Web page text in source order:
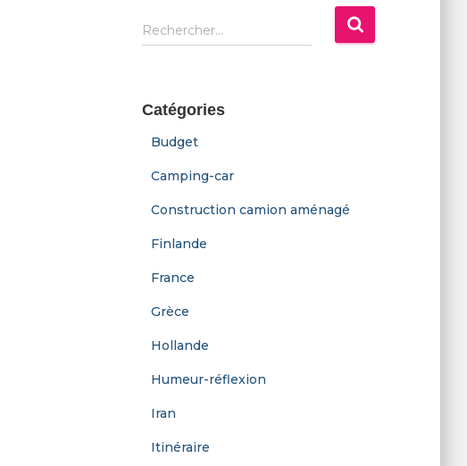
-
m
R
e
r
Rechercher…
Catégories
Budget
Camping-car
Construction camion aménagé
Finlande
France
Grèce
Hollande
Humeur-réflexion
Iran
Itinéraire